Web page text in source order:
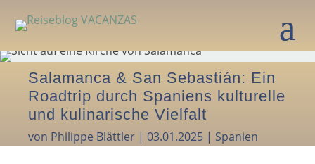
Salamanca & San Sebastián: Ein
Roadtrip durch Spaniens kulturelle
und kulinarische Vielfalt
von Philippe Blättler | 03.01.2025 | Spanien